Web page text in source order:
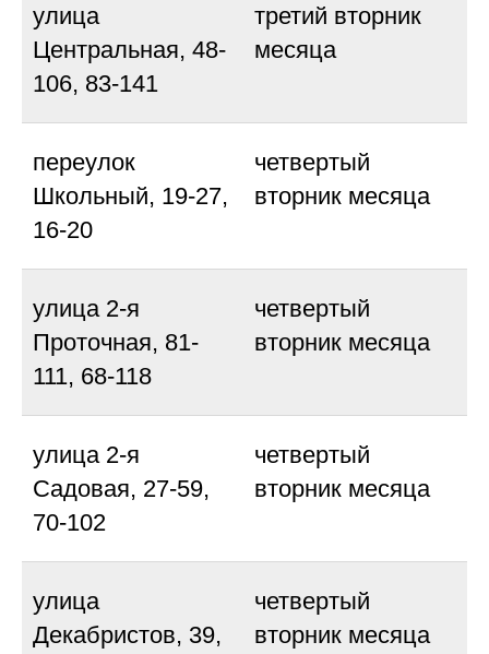
улица
Центральная, 48-
106, 83-141
третий вторник
месяца
переулок
Школьный, 19-27,
16-20
четвертый
вторник месяца
улица 2-я
Проточная, 81-
111, 68-118
четвертый
вторник месяца
улица 2-я
Садовая, 27-59,
70-102
четвертый
вторник месяца
улица
Декабристов, 39,
четвертый
вторник месяца